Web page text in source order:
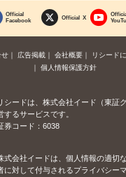
Official
Facebook
Official X
せ 広告掲載 会社概要
リシード
個人情報保護方針
シードは、株式会社イード（東証
するサービスです。
券コード：6038
式会社イードは、個人情報の適切
に対して付与されるプライバシー